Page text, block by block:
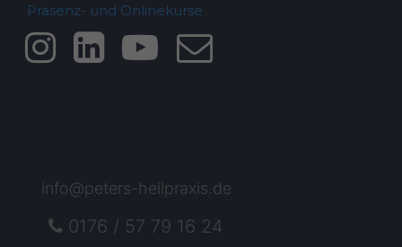
Präsenz- und Onlinekurse
info@peters-heilpraxis.de
0176 / 57 79 16 24